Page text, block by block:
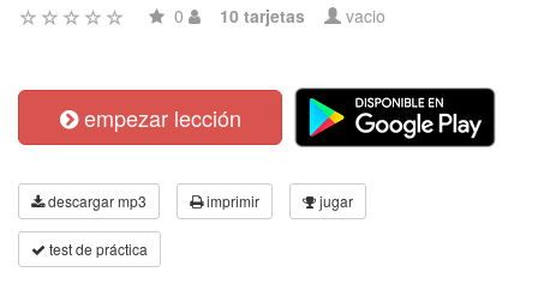
0 10 tarjetas vacio
empezar lección
descargar mp3 imprimir jugar
test de práctica